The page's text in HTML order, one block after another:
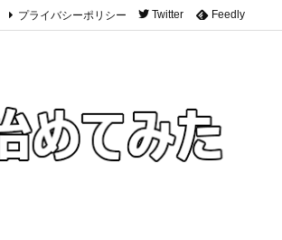
プライバシーポリシー Twitter Feedly